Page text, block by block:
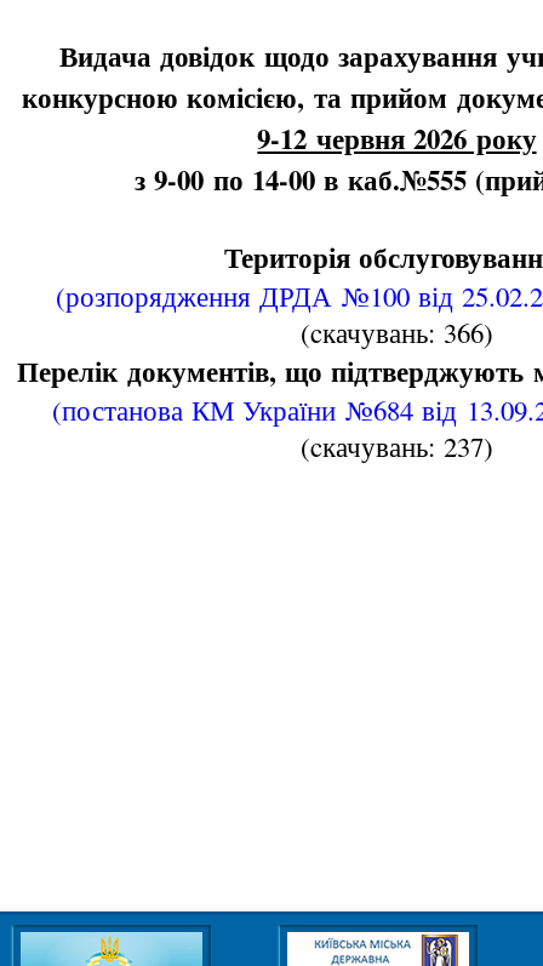
Видача довідок щодо зарахування
конкурсною комісією, та прийом
9-12 червня 2026 року
з 9-00 по 14-00 в каб.№555
Територія
(розпорядження ДРДА №100 від
(cкачувань: 366)
Перелік документів, що
(постанова КМ України №684 від
(cкачувань: 237)